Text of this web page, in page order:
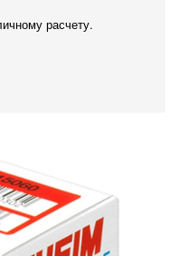
расчету.